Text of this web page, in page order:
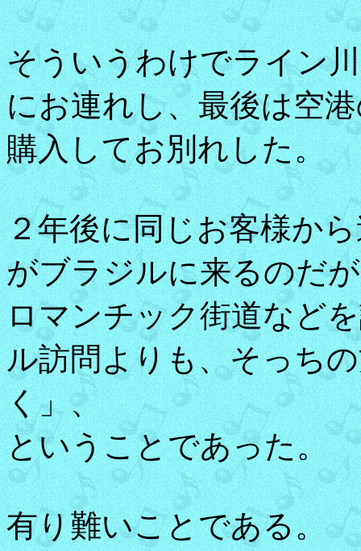
そういうわけでライン
にお連れし、最後は空
購入してお別れした。
２年後に同じお客様か
がブラジルに来るのだ
ロマンチック街道など
ル訪問よりも、そっち
く」、
ということであった。
有り難いことである。